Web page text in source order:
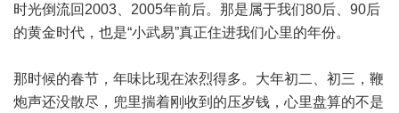
时光倒流回2003、2005年前后。那是属于我们80后、90后
的黄金时代，也是“小武易”真正住进我们心里的年份。
那时候的春节，年味比现在浓烈得多。大年初二、初三，鞭
炮声还没散尽，兜里揣着刚收到的压岁钱，心里盘算的不是